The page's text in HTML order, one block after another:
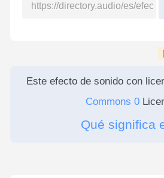
Este efecto de sonido con
Commons 0
Qué significa